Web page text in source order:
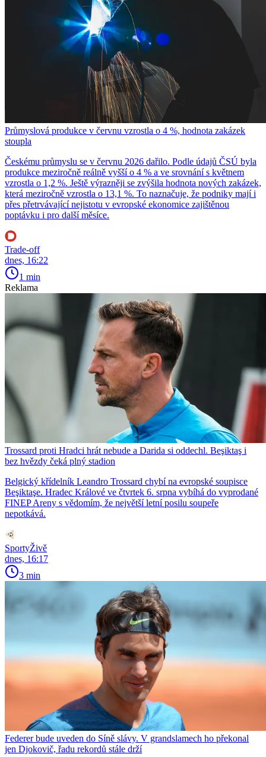
Průmyslová produkce v červnu vzrostla o 4 %, hodnota zakázek
stoupla
Českému průmyslu se v červnu 2026 dařilo. Podle údajů ČSÚ byla
produkce meziročně reálně vyšší o 4 % a ve srovnání s květnem
vzrostla o 1,2 %. Ještě výrazněji se zvýšila hodnota nových zakázek,
která meziročně vzrostla o 13,1 %. To naznačuje, že podniky mají i
přes přetrvávající nejistotu v evropské ekonomice zajištěnou
poptávku i pro další měsíce.
Trade-off
dnes, 16:22
1 min
Reklama
Trossard proti Hradci hrát nebude a Darida si oddechl. Beşiktaş i
bez hvězdy čeká plný stadion
Belgický křídelník Leandro Trossard chybí na evropské soupisce
Beşiktaşe. Hradec Králové ve čtvrtek 6. srpna vybíhá do vyprodané
FINEP Areny s vědomím, že největší letní posilu soupeře
nepotkává.
SportyŽivě
dnes, 16:17
3 min
Federer bude uveden do Síně slávy. V grandslamech ho překonal
jen Djokovič, řadu rekordů stále drží